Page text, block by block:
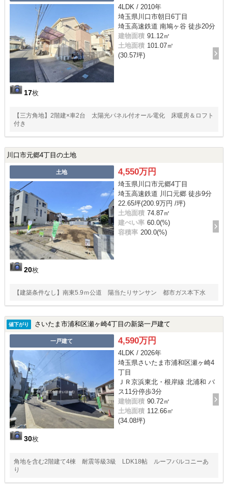
17枚
4LDK / 2010年
埼玉県川口市朝日6丁目
埼玉高速鉄道 南鳩ヶ谷 徒歩20分
建物面積 91.12㎡
土地面積 101.07㎡
(30.57坪)
【三方角地】2階建×車2台 太陽光パネル付オール電化 床暖房＆ロフト
付き
川口市元郷4丁目の土地
土地
20枚
4,550万円
埼玉県川口市元郷4丁目
埼玉高速鉄道 川口元郷 徒歩9分
22.65坪(200.9万円 /坪)
土地面積 74.87㎡
建ぺい率 60.0(%)
容積率 200.0(%)
【建築条件なし】南東5.9ｍ公道 陽当たりサンサン 都市ガス本下水
値下がり さいたま市浦和区瀬ヶ崎4丁目の新築一戸建て
一戸建て
30枚
4,590万円
4LDK / 2026年
埼玉県さいたま市浦和区瀬ヶ崎4
丁目
ＪＲ京浜東北・根岸線 北浦和 バ
ス11分停歩3分
建物面積 90.72㎡
土地面積 112.66㎡
(34.08坪)
角地を含む2階建て4棟 耐震等級3級 LDK18帖 ルーフバルコニーあ
り